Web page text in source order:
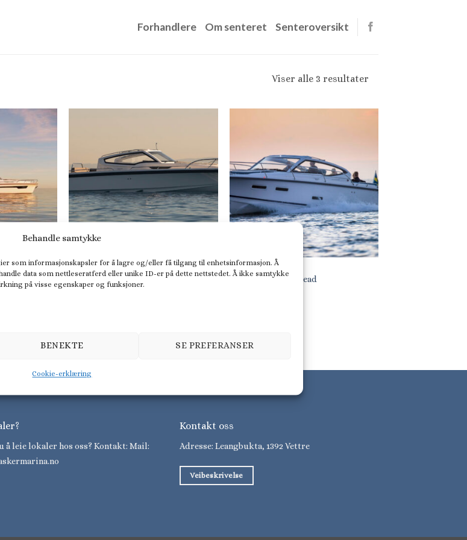
Behandle samtykke
som informasjonskapsler for å lagre og/eller få tilgang til enhetsinformasjon. Å
data som nettleseratferd eller unike ID-er på dette nettstedet. Å ikke samtykke
på visse egenskaper og funksjoner.
BENEKTE SE PREFERANSER
Cookie-erklæring
Forhandlere Om senteret Senteroversikt
Viser alle 3 resultater
gjennomsnitlig
DAYCRUISER
Nimbus W9
CABINCRUISER
Nimbus 305 Drophead
å leie lokaler hos oss? Kontakt: Mail:
Kontakt oss
Adresse: Leangbukta, 1392 Vettre
Veibeskrivelse